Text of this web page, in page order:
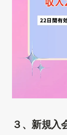
３、新規入